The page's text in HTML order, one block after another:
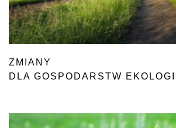
ZMIANY
DLA GOSPODARSTW